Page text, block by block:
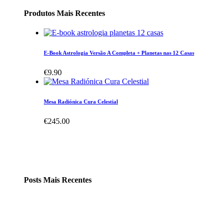
Produtos Mais Recentes
E-Book Astrologia Versão A Completa + Planetas nas 12 Casas
€9.90
Mesa Radiónica Cura Celestial
€245.00
Posts Mais Recentes